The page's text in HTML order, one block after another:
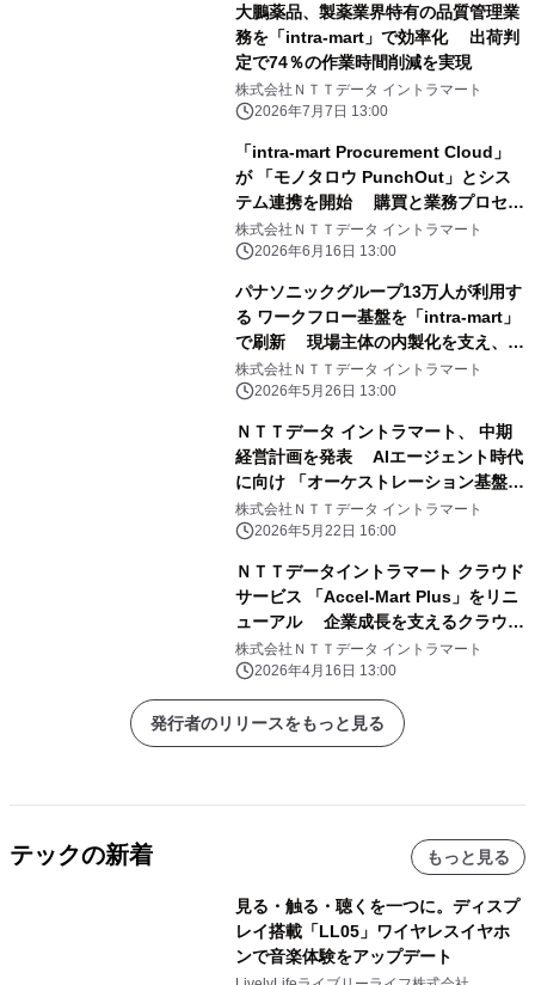
大鵬薬品、製薬業界特有の品質管理業
務を「intra-mart」で効率化 出荷判
定で74％の作業時間削減を実現
株式会社ＮＴＴデータ イントラマート
2026年7月7日 13:00
「intra-mart Procurement Cloud」
が 「モノタロウ PunchOut」とシス
テム連携を開始 購買と業務プロセス
をシームレスにつなぎ企業の生産性向
上を支援
株式会社ＮＴＴデータ イントラマート
2026年6月16日 13:00
パナソニックグループ13万人が利用す
る ワークフロー基盤を「intra-mart」
で刷新 現場主体の内製化を支え、AI
活用を見据えた業務基盤を構築
株式会社ＮＴＴデータ イントラマート
2026年5月26日 13:00
ＮＴＴデータ イントラマート、 中期
経営計画を発表 AIエージェント時代
に向け 「オーケストレーション基盤」
戦略を推進
株式会社ＮＴＴデータ イントラマート
2026年5月22日 16:00
ＮＴＴデータイントラマート クラウド
サービス 「Accel-Mart Plus」をリニ
ューアル 企業成長を支えるクラウド
ネイティブ基盤へ進化
株式会社ＮＴＴデータ イントラマート
2026年4月16日 13:00
発行者のリリースをもっと見る
テックの新着 もっと見る
見る・触る・聴くを一つに。ディスプ
レイ搭載「LL05」ワイヤレスイヤホ
ンで音楽体験をアップデート